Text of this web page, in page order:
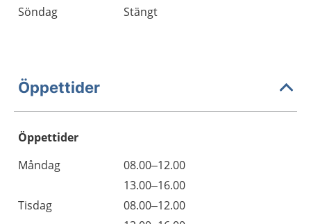
Söndag
Stängt
Öppettider
Öppettider
Dag
Öppettider
Kommentarer
Måndag
08.00–12.00
13.00–16.00
Tisdag
08.00–12.00